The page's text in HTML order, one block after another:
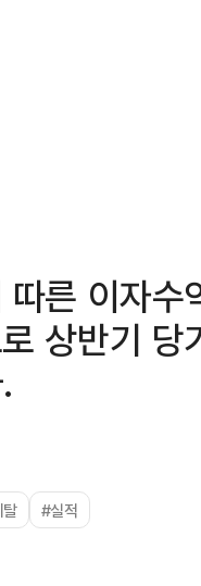
른 이자
상반기
#실적